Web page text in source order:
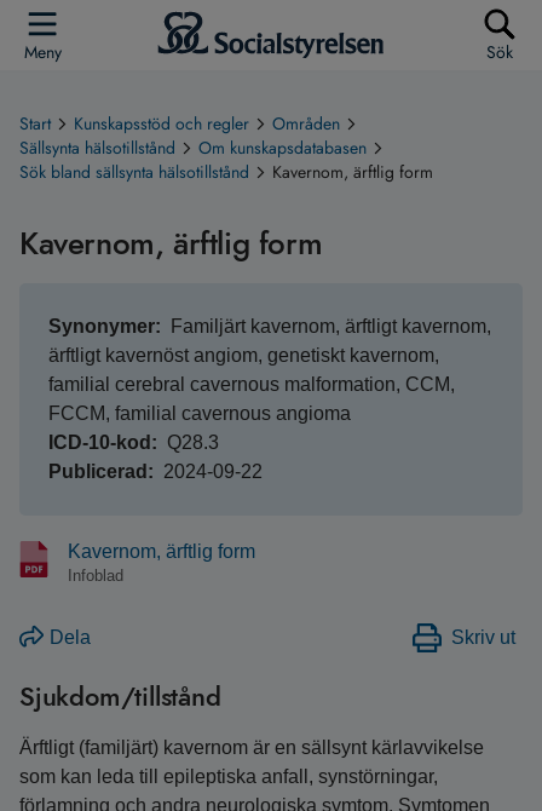
Meny Sök
Start Kunskapsstöd och regler
Områden
Sällsynta hälsotillstånd
Om kunskapsdatabasen
Sök bland sällsynta hälsotillstånd
Kavernom, ärftlig form
Kavernom, ärftlig form
Synonymer
Familjärt kavernom, ärftligt kavernom,
ärftligt kavernöst angiom, genetiskt kavernom,
familial cerebral cavernous malformation, CCM,
FCCM, familial cavernous angioma
ICD-10-kod Q28.3
Publicerad 2024-09-22
Kavernom, ärftlig form
Infoblad
Dela Skriv ut
Sjukdom/tillstånd
Ärftligt (familjärt) kavernom är en sällsynt kärlavvikelse
som kan leda till epileptiska anfall, synstörningar,
förlamning och andra neurologiska symtom. Symtomen